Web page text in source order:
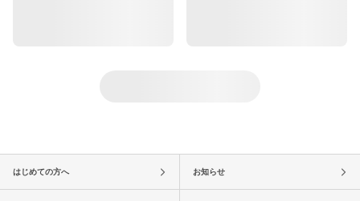
はじめての方へ お知らせ